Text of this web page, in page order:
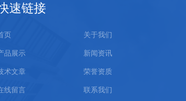
速链接
页 关于我们
品展示 新闻资讯
术文章 荣誉资质
线留言 联系我们